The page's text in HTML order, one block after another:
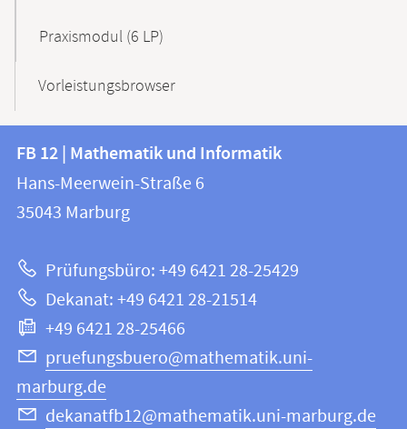
Praxismodul (6 LP)
Vorleistungsbrowser
Kontakt
und
Informationen
Website
FB
12
|
und
Informatik
FB 12 | Mathematik und Informatik
Hans-Meerwein-Straße 6
35043 Marburg
Prüfungsbüro: +49 6421 28-25429
Dekanat: +49 6421 28-21514
+49 6421 28-25466
pruefungsbuero@mathematik.uni-
marburg.de
dekanatfb12@mathematik.uni-marburg.de